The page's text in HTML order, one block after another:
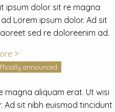
ipsum dolor sit re magna
Lorem ipsum dolor. Ad sit
sed re doloreenim ad.
>
announced
magna aliquam erat. Ut wisi
Ad sit nibh euismod tincidunt